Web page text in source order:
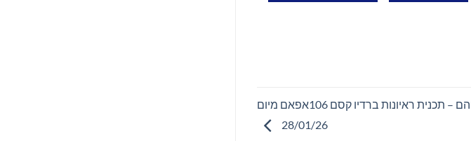
ספרים סופרים ומה שביניהם – תכנית ראיונות ברדיו קסם 106אפאם מיום
28/01/26